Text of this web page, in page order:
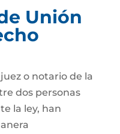
Unión
o notario de la
dos personas
la ley, han